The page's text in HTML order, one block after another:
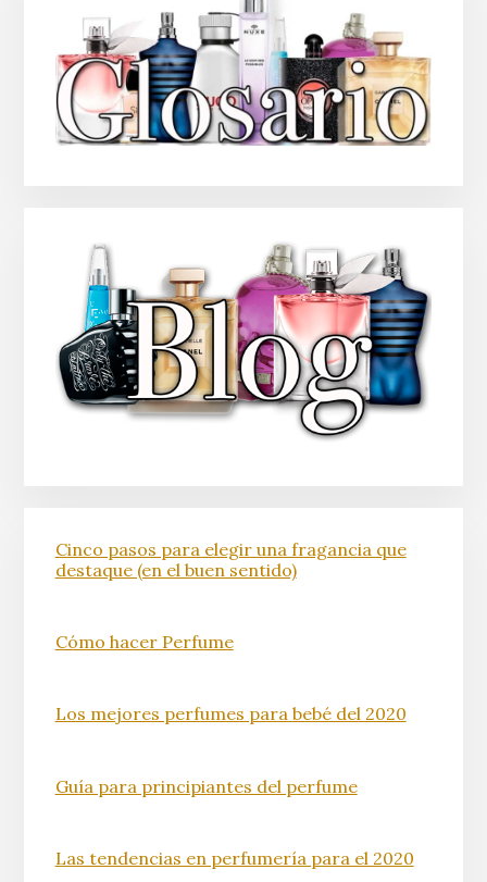
Cinco pasos para elegir una fragancia que
destaque (en el buen sentido)
Cómo hacer Perfume
Los mejores perfumes para bebé del 2020
Guía para principiantes del perfume
Las tendencias en perfumería para el 2020